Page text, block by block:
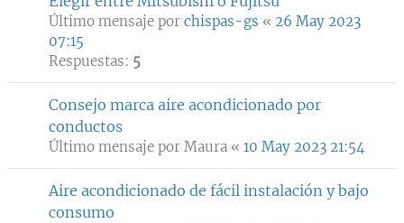
Último mensaje por chispas-gs « 26 May 2023
07:15
Respuestas: 5
Consejo marca aire acondicionado por
conductos
Último mensaje por Maura « 10 May 2023 21:54
Aire acondicionado de fácil instalación y bajo
consumo